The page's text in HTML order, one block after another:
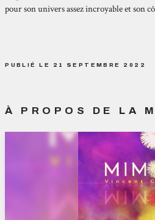
pour son univers assez incroyable et son
PUBLIÉ LE 21 SEPTEMBRE 2022
À PROPOS DE LA